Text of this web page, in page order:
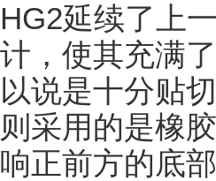
HG2延续了上
计，使其充满
以说是十分贴
则采用的是橡
响正前方的底